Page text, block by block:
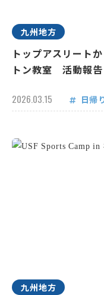
九州地方
トップアスリート
トン教室 活動報告
2026.03.15 日帰
九州地方